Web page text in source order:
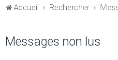
Accueil Rechercher
Messages non lus